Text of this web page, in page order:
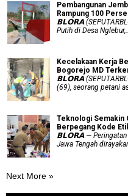
Pembangunan
Rampung 100
𝗕𝗟𝗢𝗥𝗔
Putih di Desa
Kecelakaan Kerja
Bogorejo MD
𝗕𝗟𝗢𝗥𝗔
(69), seorang petani
Teknologi Semakin
Berpegang Kode
𝗕𝗟𝗢𝗥𝗔 — Peringatan
Jawa Tengah
Next More »